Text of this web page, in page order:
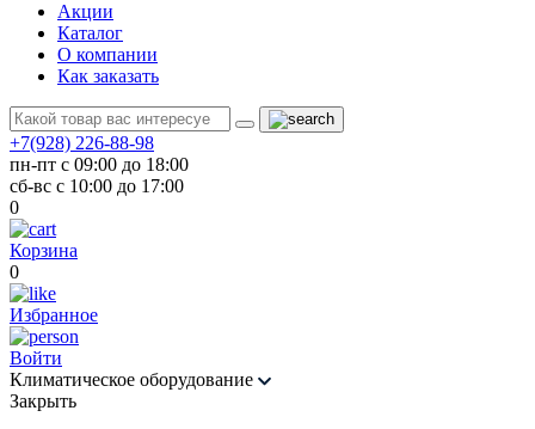
Акции
Каталог
О компании
Как заказать
+7(928) 226-88-98
пн-пт с 09:00 до 18:00
сб-вс с 10:00 до 17:00
0
Корзина
0
Избранное
Войти
Климатическое оборудование
Закрыть